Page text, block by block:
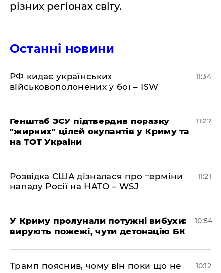
різних регіонах світу.
Останні новини
РФ кидає українських
військовополонених у бої – ISW
11:34
Генштаб ЗСУ підтвердив поразку
"жирних" цілей окупантів у Криму та
на ТОТ України
11:27
Розвідка США дізналася про терміни
нападу Росії на НАТО – WSJ
11:21
У Криму пролунали потужні вибухи:
вирують пожежі, чути детонацію БК
10:54
Трамп пояснив, чому він поки що не
10:12